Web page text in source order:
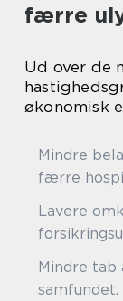
færre
Ud over de
økonomisk
Mindre
færre
Lavere
Mindre tab
samfundet.